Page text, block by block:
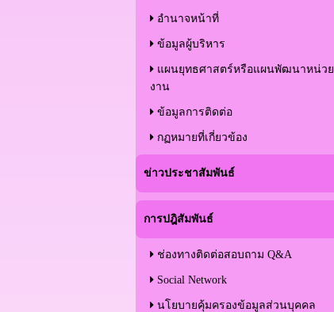
อำนาจหน้าที่
ข้อมูลผู้บริหาร
แผนยุทธศาสตร์หรือแผนพัฒนาหน่วย
งาน
ข้อมูลการติดต่อ
กฏหมายที่เกี่ยวข้อง
ข่าวประชาสัมพันธ์
การปฎิสัมพันธ์
ช่องทางติดต่อสอบถาม Q&A
Social Network
นโยบายคุ้มครองข้อมูลส่วนบุคคล